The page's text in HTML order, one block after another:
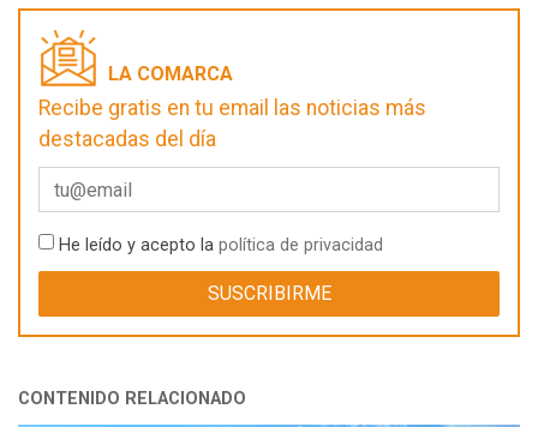
LA COMARCA
Recibe gratis en tu email las noticias más
destacadas del día
He leído y acepto la política de privacidad
CONTENIDO RELACIONADO